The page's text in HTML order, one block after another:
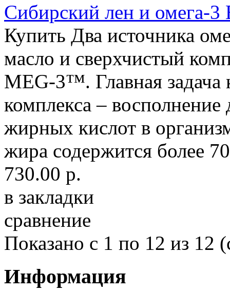
Сибирский лен и омега-3
Купить Два источника
масло и cверхчистый
MEG-3™. Главная задача
комплекса –
жирных кислот в
жира содержится более
730.00 р.
в закладки
сравнение
Показано с 1 по 12 из 12
Информация